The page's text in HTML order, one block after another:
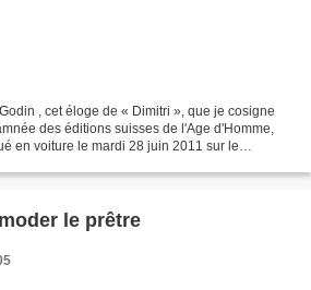
, cet éloge de « Dimitri », que je cosigne
des éditions suisses de l'Age d'Homme,
en voiture le mardi 28 juin 2011 sur le
le prêtre